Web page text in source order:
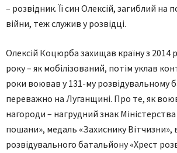
– розвідник. Її син Олексій, загиблий на
війни, теж служив у розвідці.
Олексій Коцюрба захищав країну з 2014
року – як мобілізований, потім уклав
роки воював у 131-му розвідувальному
переважно на Луганщині. Про те, як
нагороди – нагрудний знак
пошани», медаль «Захиснику Вітчизни»,
розвідувального батальйону «Хрест